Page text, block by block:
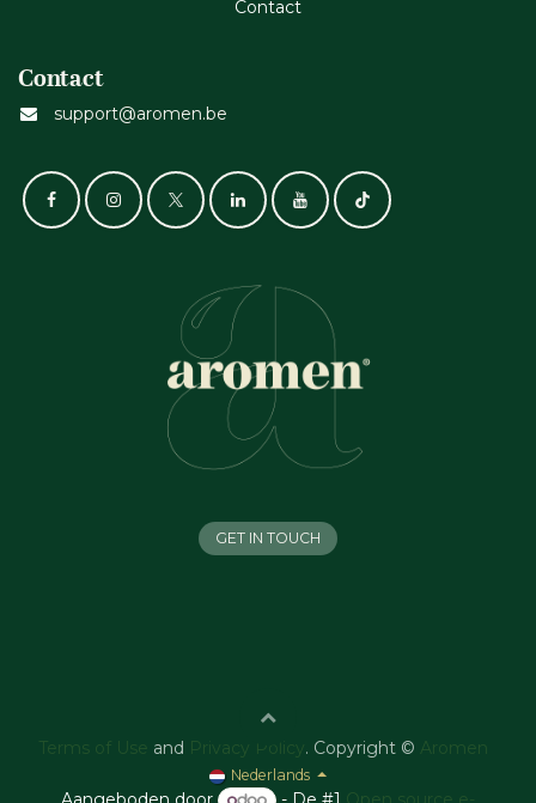
Cont​act
Contact
support@aromen.be
GET IN TOUCH
Terms of Use and Privacy Policy . Copyright © Aromen
Nederlands